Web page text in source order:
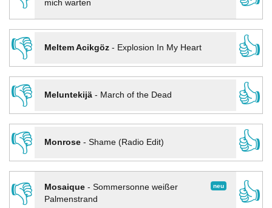
mich warten
👎
Meltem Acikgöz- Explosion In My Heart
👍
👎
Meluntekijä- March of the Dead
👍
👎
Monrose- Shame (Radio Edit)
👍
👎
neu
Mosaique- Sommersonne weißer
Palmenstrand
👍